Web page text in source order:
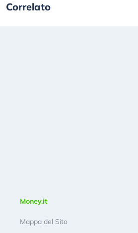
Correlato
Money.it
Mappa del Sito